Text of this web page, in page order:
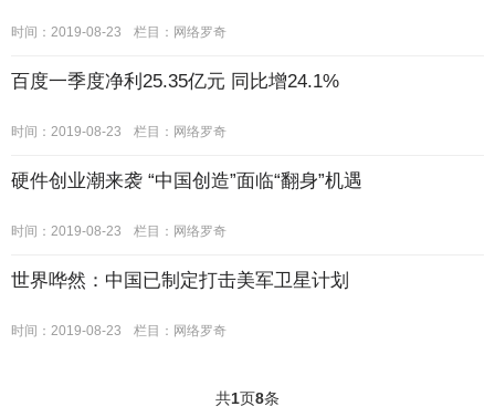
时间：2019-08-23 栏目： 网络罗奇
百度一季度净利25.35亿元 同比增24.1%
时间：2019-08-23 栏目： 网络罗奇
硬件创业潮来袭 “中国创造”面临“翻身”机遇
时间：2019-08-23 栏目： 网络罗奇
世界哗然：中国已制定打击美军卫星计划
时间：2019-08-23 栏目： 网络罗奇
共1页8条